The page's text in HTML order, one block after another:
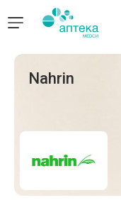
Nahrin